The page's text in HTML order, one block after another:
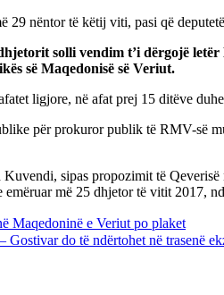
29 nëntor të këtij viti, pasi që
solli vendim t’i dërgojë
së Maqedonisë së Veriut.
ligjore, në afat prej 15 ditëve
për prokuror publik të RMV-së
sipas propozimit të
emëruar më 25 dhjetor të vitit 2017,
Maqedoninë e Veriut po plaket
do të ndërtohet në trasenë